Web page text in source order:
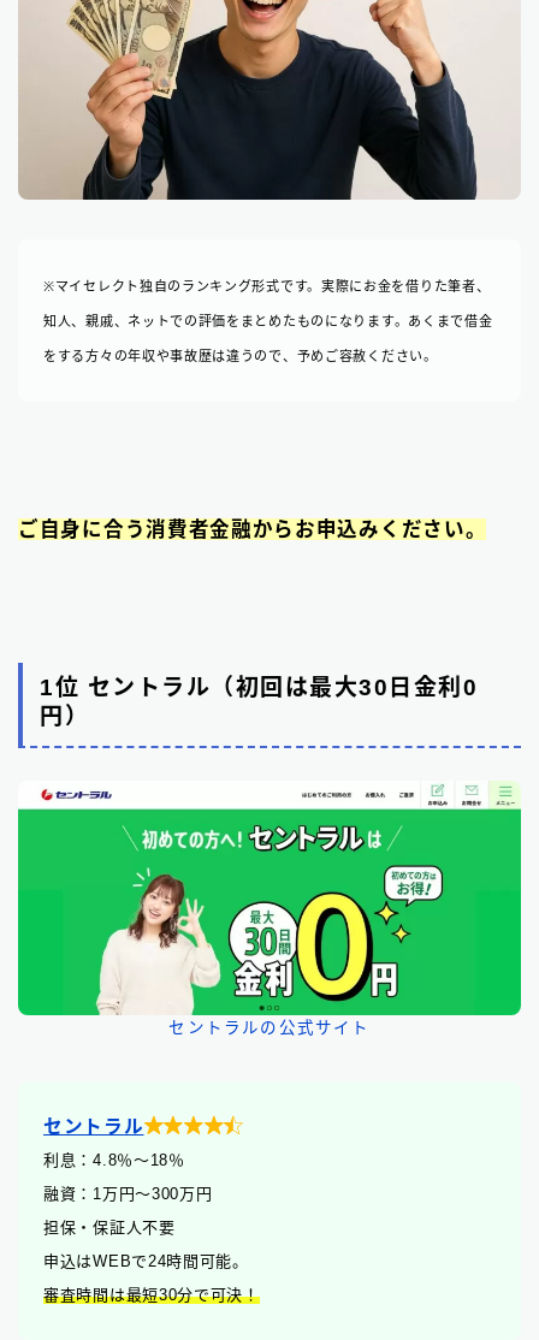
※マイセレクト独自のランキング形式です。実際にお金を借りた筆者、
知人、親戚、ネットでの評価をまとめたものになります。あくまで借金
をする方々の年収や事故歴は違うので、予めご容赦ください。
ご自身に合う消費者金融からお申込みください。
1位 セントラル（初回は最大30日金利0
円）
セントラルの公式サイト
セントラル
利息：4.8％〜18％
融資：1万円〜300万円
担保・保証人不要
申込はWEBで24時間可能。
審査時間は最短30分で可決！